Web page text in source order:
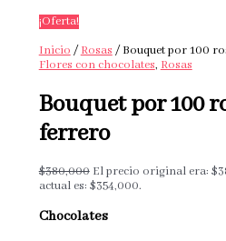
¡Oferta!
Inicio/Rosas/ Bouquet por 100
Flores con chocolates,Rosas
Bouquet por 100
ferrero
$380,000 El precio original era:
actual es: $354,000.
Chocolates